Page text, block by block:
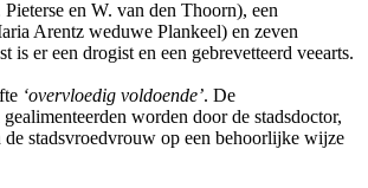
Pieterse en W. van den Thoorn), een
Arentz weduwe Plankeel) en zeven
is er een drogist en een gebrevetteerd veearts.
‘overvloedig voldoende’. De
worden door de stadsdoctor,
de stadsvroedvrouw op een behoorlijke wijze